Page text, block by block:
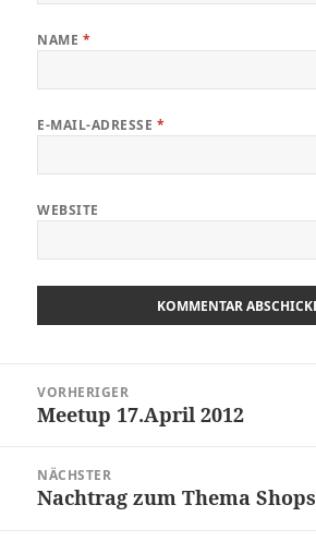
NAME *
E-MAIL-ADRESSE *
WEBSITE
VORHERIGER
Vorheriger
Meetup 17.April 2012
NÄCHSTER
Nächster
Nachtrag zum Thema Shops